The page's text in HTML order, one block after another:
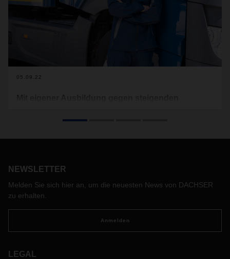
05.09.22
Berufskraffahrerinnen und Berufskraftfahrern deutlich –
vor Corona. Der internationale Logistikdienstleister versucht,
NEWSLETTER
Melden Sie sich hier an, um die neuesten News von DACHSER
zu erhalten.
Anmelden
LEGAL